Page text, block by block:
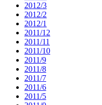
2012/3
2012/2
2012/1
2011/12
2011/11
2011/10
2011/9
2011/8
2011/7
2011/6
2011/5